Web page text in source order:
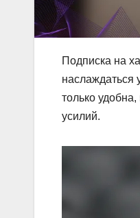
Подписка на
наслаждаться
только
усилий.